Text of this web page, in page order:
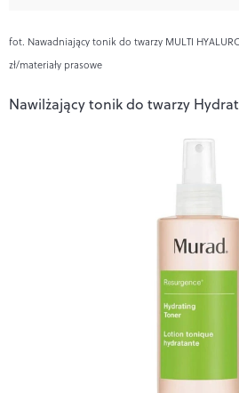
fot. Nawadniający tonik do twarzy MULTI
zł/materiały prasowe
Nawilżający tonik do twarzy